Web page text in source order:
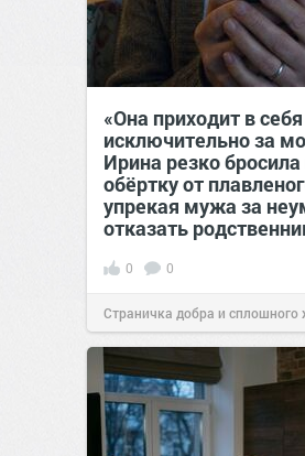
«Она приходит в себя
исключительно за
Ирина резко бросила
обёртку от
упрекая мужа за
отказать
0 0
Страничка добра и сплошного
позитива!00:28Вчера